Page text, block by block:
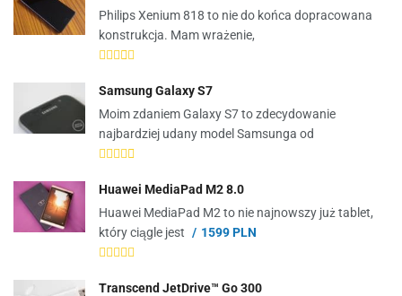
Philips Xenium 818 to nie do końca dopracowana
konstrukcja. Mam wrażenie,
Samsung Galaxy S7
Moim zdaniem Galaxy S7 to zdecydowanie
najbardziej udany model Samsunga od
Huawei MediaPad M2 8.0
Huawei MediaPad M2 to nie najnowszy już tablet,
który ciągle jest
1599 PLN
Transcend JetDrive™ Go 300